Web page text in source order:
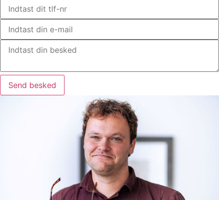
Send besked